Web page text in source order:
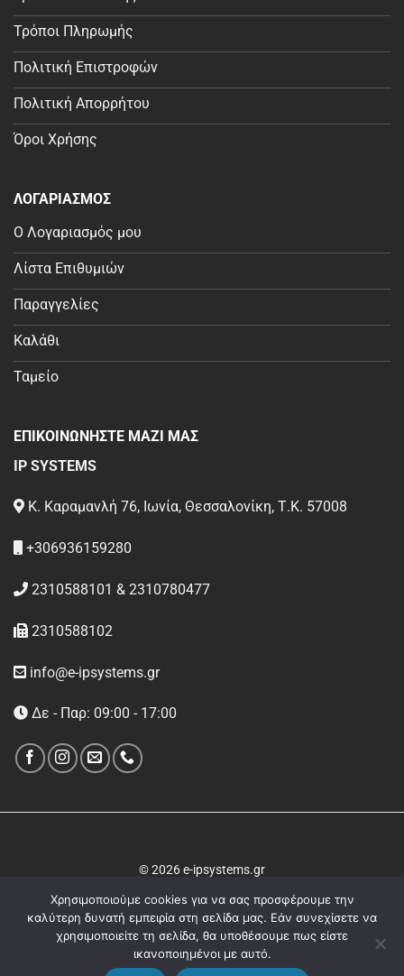
Τρόποι Πληρωμής
Πολιτική Επιστροφών
Πολιτική Απορρήτου
Όροι Χρήσης
ΛΟΓΑΡΙΑΣΜΟΣ
Ο Λογαριασμός μου
Λίστα Επιθυμιών
Παραγγελίες
Καλάθι
Ταμείο
ΕΠΙΚΟΙΝΩΝΗΣΤΕ ΜΑΖΙ ΜΑΣ
IP SYSTEMS
Κ. Καραμανλή 76, Ιωνία, Θεσσαλονίκη, Τ.Κ. 57008
+306936159280
2310588101 & 2310780477
2310588102
info@e-ipsystems.gr
Δε - Παρ: 09:00 - 17:00
© 2026 e-ipsystems.gr
Χρησιμοποιούμε cookies για να σας προσφέρουμε την
καλύτερη δυνατή εμπειρία στη σελίδα μας. Εάν συνεχίσετε να
χρησιμοποιείτε τη σελίδα, θα υποθέσουμε πως είστε
ικανοποιημένοι με αυτό.